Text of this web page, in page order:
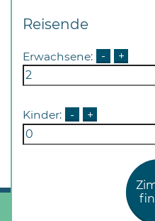
sowie
außerhalb
Öffnungszeiten
nach
Reisende
Erwachsene: - +
Kinder: - +